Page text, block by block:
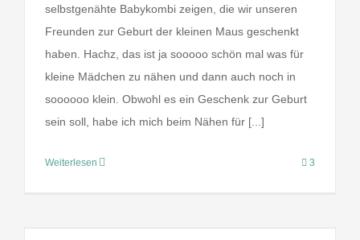
selbstgenähte Babykombi zeigen, die wir unseren
Freunden zur Geburt der kleinen Maus geschenkt
haben. Hachz, das ist ja sooooo schön mal was für
kleine Mädchen zu nähen und dann auch noch in
soooooo klein. Obwohl es ein Geschenk zur Geburt
sein soll, habe ich mich beim Nähen für [...]
Weiterlesen 3